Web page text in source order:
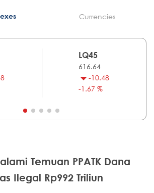
Currencies
LQ45
616.64
-10.48
-1.67 %
Temuan PPATK Dana
Ilegal Rp992 Triliun